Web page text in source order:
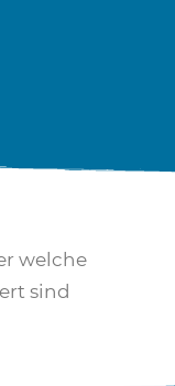
welche
sind